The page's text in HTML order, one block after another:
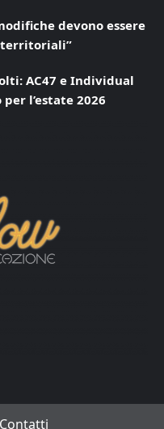
devono essere
AC47 e Individual
l’estate 2026
Contatti